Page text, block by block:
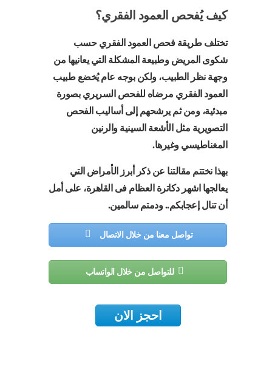
كيف يُفحص العمود الفقري؟
تختلف طريقة فحص العمود الفقري حسب
شكوى المريض وطبيعة المشكلة التي يعانيها من
وجهة نظر الطبيب، ولكن بوجه عام يُخضع طبيب
العمود الفقري مرضاه للفحص السريري بصورة
مبدئية، ومن ثم يرشحهم إلى أساليب الفحص
التصويرية مثل الأشعة السينية والرنين
المغناطيسي وغيرها.
بهذا نختتم مقالتنا عن ذكر أبرز الأمراض التي
يعالجها اشهر دكاترة العظام فى القاهرة، على أمل
أن تنال إعجابكم.. ودمتم سالمين.
تواصل معنا من خلال الاتصال
للتواصل من خلال الواتساب
احجز الان